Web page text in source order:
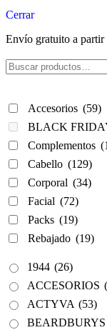
Cerrar
Envío gratuito a partir
Buscar...
Accesorios (59)
BLACK
Complementos
Cabello (129)
Corporal (34)
Facial (72)
Packs (19)
Rebajado (19)
1944 (26)
ACCESORIOS
ACTYVA (53)
BEARDBURYS